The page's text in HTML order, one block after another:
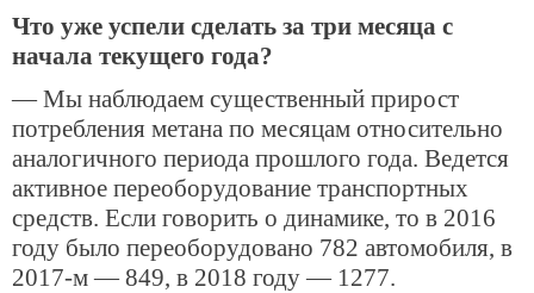
Что уже успели сделать за три месяца с
начала текущего года?
— Мы наблюдаем существенный прирост
потребления метана по месяцам относительно
аналогичного периода прошлого года. Ведется
активное переоборудование транспортных
средств. Если говорить о динамике, то в 2016
году было переоборудовано 782 автомобиля, в
2017-м — 849, в 2018 году — 1277.